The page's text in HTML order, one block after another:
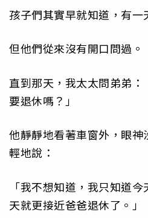
孩子們其實早就知道，有一
但他們從來沒有開口問過。
直到那天，我太太問弟弟
要退休嗎？」
他靜靜地看著車窗外，眼
輕地說：
「我不想知道，我只知道
天就更接近爸爸退休了。」